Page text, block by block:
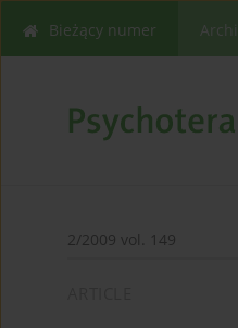
Bieżący numer
2/2009 vol. 149